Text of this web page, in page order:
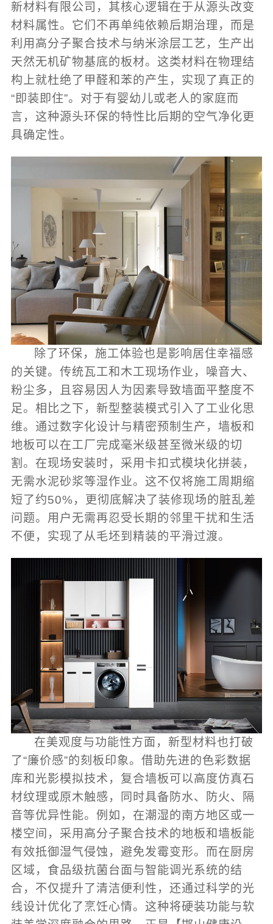
新材料有限公司，其核心逻辑在于从源头改变
材料属性。它们不再单纯依赖后期治理，而是
利用高分子聚合技术与纳米涂层工艺，生产出
天然无机矿物基底的板材。这类材料在物理结
构上就杜绝了甲醛和苯的产生，实现了真正的
“即装即住”。对于有婴幼儿或老人的家庭而
言，这种源头环保的特性比后期的空气净化更
具确定性。
除了环保，施工体验也是影响居住幸福感
的关键。传统瓦工和木工现场作业，噪音大、
粉尘多，且容易因人为因素导致墙面平整度不
足。相比之下，新型整装模式引入了工业化思
维。通过数字化设计与精密预制生产，墙板和
地板可以在工厂完成毫米级甚至微米级的切
割。在现场安装时，采用卡扣式模块化拼装，
无需水泥砂浆等湿作业。这不仅将施工周期缩
短了约50%，更彻底解决了装修现场的脏乱差
问题。用户无需再忍受长期的邻里干扰和生活
不便，实现了从毛坯到精装的平滑过渡。
在美观度与功能性方面，新型材料也打破
了“廉价感”的刻板印象。借助先进的色彩数据
库和光影模拟技术，复合墙板可以高度仿真石
材纹理或原木触感，同时具备防水、防火、隔
音等优异性能。例如，在潮湿的南方地区或一
楼空间，采用高分子聚合技术的地板和墙板能
有效抵御湿气侵蚀，避免发霉变形。而在厨房
区域，食品级抗菌台面与智能调光系统的结
合，不仅提升了清洁便利性，还通过科学的光
线设计优化了烹饪心情。这种将硬装功能与软